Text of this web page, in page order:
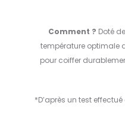
Comment ? Doté
température optimale
pour coiffer
*D’après un test